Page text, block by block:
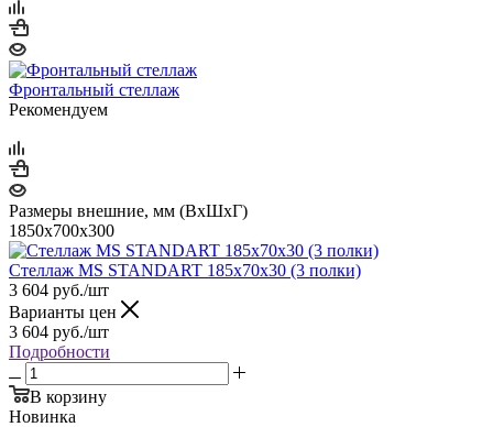
Фронтальный стеллаж
Рекомендуем
Размеры внешние, мм (ВхШхГ)
1850x700x300
Стеллаж MS STANDART 185х70х30 (3 полки)
3 604 руб./шт
Варианты цен
3 604 руб./шт
Подробности
В корзину
Новинка